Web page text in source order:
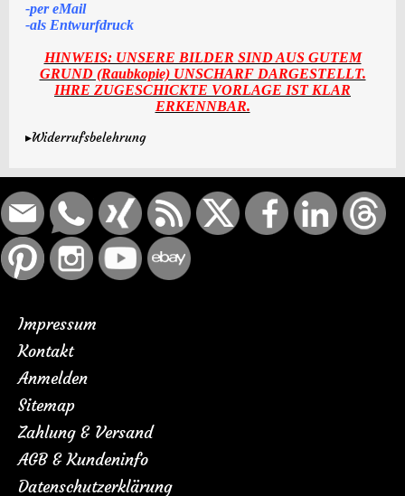
-per eMail
-als Entwurfdruck
HINWEIS: UNSERE BILDER SIND AUS GUTEM
GRUND (Raubkopie) UNSCHARF DARGESTELLT.
IHRE ZUGESCHICKTE VORLAGE IST KLAR
ERKENNBAR.
▸Widerrufsbelehrung
Impressum
Kontakt
Anmelden
Sitemap
Zahlung & Versand
AGB & Kundeninfo
Datenschutzerklärung